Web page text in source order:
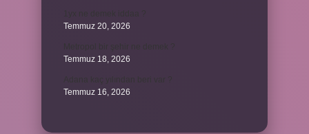
Temmuz 20, 2026
Temmuz 18, 2026
Temmuz 16, 2026